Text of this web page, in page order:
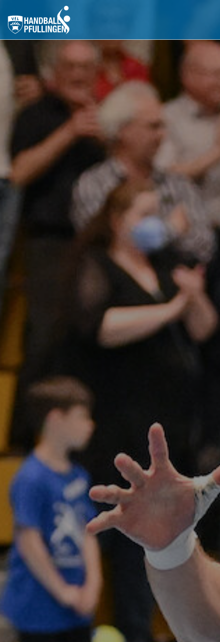
Aktive
Jugend
Shop
Partner
Freundeskreis
VfL Pfullingen